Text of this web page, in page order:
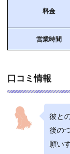
料金
営業時間
口コミ情報
彼と
後の
願い